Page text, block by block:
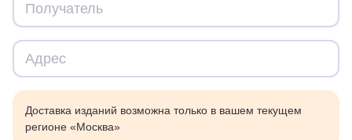
Доставка изданий возможна только в вашем текущем
регионе «Москва»